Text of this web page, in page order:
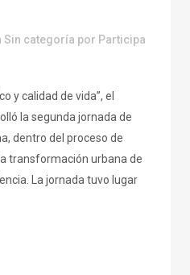
Sin categoría por Participa
y calidad de vida”, el
la segunda jornada de
dentro del proceso de
transformación urbana de
La jornada tuvo lugar